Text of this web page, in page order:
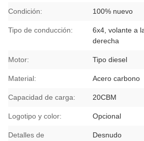
Condición: 100% nuevo
Tipo de conducción:
6x4, volante a
derecha
Motor: Tipo diesel
Material: Acero carbono
Capacidad de carga: 20CBM
Logotipo y color: Opcional
Detalles de
Desnudo